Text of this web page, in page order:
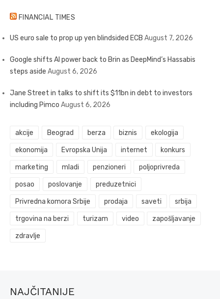
FINANCIAL TIMES
US euro sale to prop up yen blindsided ECB August 7, 2026
Google shifts AI power back to Brin as DeepMind’s Hassabis
steps aside August 6, 2026
Jane Street in talks to shift its $11bn in debt to investors
including Pimco August 6, 2026
akcije Beograd berza biznis ekologija
ekonomija Evropska Unija internet konkurs
marketing mladi penzioneri poljoprivreda
posao poslovanje preduzetnici
Privredna komora Srbije prodaja saveti srbija
trgovina na berzi turizam video zapošljavanje
zdravlje
NAJČITANIJE